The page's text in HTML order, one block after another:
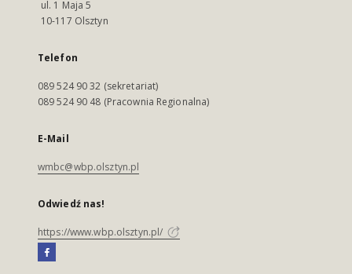
ul. 1 Maja 5
10-117 Olsztyn
Telefon
089 524 90 32 (sekretariat)
089 524 90 48 (Pracownia Regionalna)
E-Mail
wmbc@wbp.olsztyn.pl
Odwiedź nas!
https://www.wbp.olsztyn.pl/